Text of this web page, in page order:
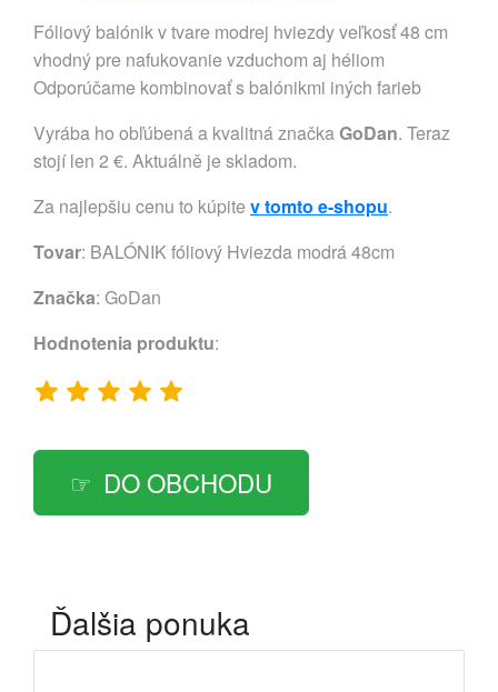
Fóliový balónik v tvare modrej hviezdy veľkosť 48 cm
vhodný pre nafukovanie vzduchom aj héliom
Odporúčame kombinovať s balónikmi iných farieb
Vyrába ho obľúbená a kvalitná značkaGoDan. Teraz
stojí len 2 €. Aktuálně je skladom.
Za najlepšiu cenu to kúpite v tomto e-shopu.
Tovar: BALÓNIK fóliový Hviezda modrá 48cm
Značka: GoDan
Hodnotenia produktu:
DO OBCHODU
Ďalšia ponuka